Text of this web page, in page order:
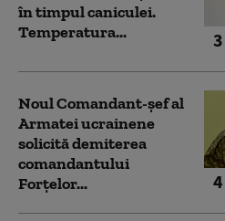
3
în timpul caniculei.
Temperatura...
4
Noul Comandant-șef al
Armatei ucrainene
solicită demiterea
comandantului
Forțelor...